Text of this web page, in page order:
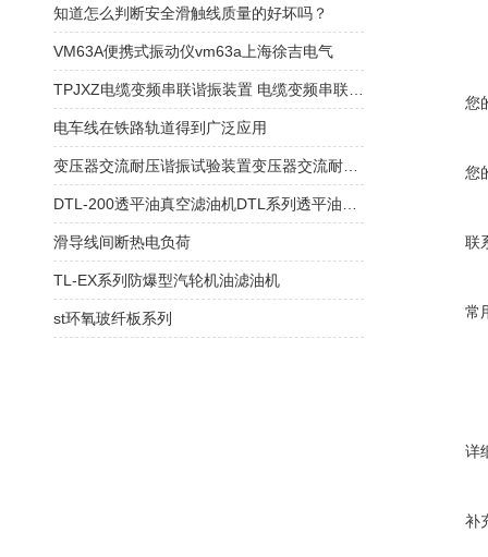
您
您
联
常
详
补
知道怎么判断安全滑触线质量的好坏吗？
VM63A便携式振动仪vm63a上海徐吉电气
电车线在铁路轨道得到广泛应用
滑导线间断热电负荷
TL-EX系列防爆型汽轮机油滤油机
st环氧玻纤板系列